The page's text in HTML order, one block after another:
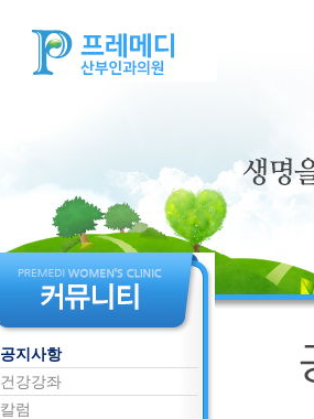
공지사항
건강강좌
칼럼